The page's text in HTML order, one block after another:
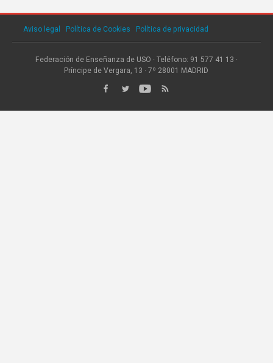
Aviso legal Política de Cookies Política de privacidad
Federación de Enseñanza de USO · Teléfono: 91 577 41 13 ·
Príncipe de Vergara, 13 · 7º 28001 MADRID